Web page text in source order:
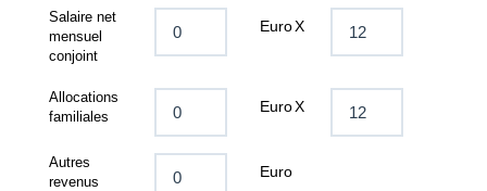
Contact
Salaire net
mensuel
conjoint
EuroX
Allocations
familiales
EuroX
Autres
revenus
Euro